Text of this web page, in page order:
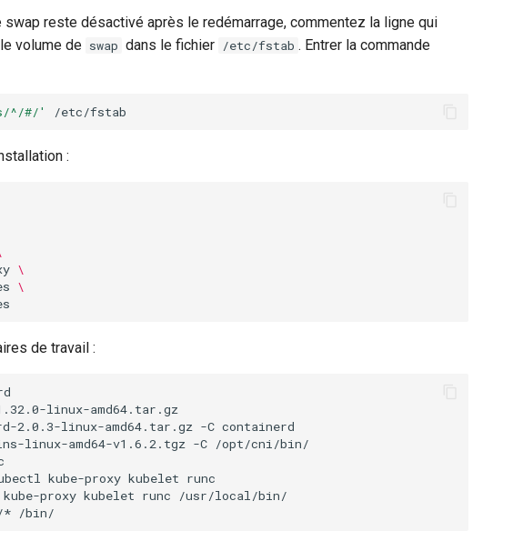
swap reste désactivé après le redémarrage, commentez la ligne qui
volume de swap dans le fichier /etc/fstab . Entrer la commande
^/#/'
:
\
\
de travail :
2.0.3-linux-amd64.tar.gz -C
linux-amd64-v1.6.2.tgz -C
kube-proxy kubelet runc
kube-proxy kubelet runc
*